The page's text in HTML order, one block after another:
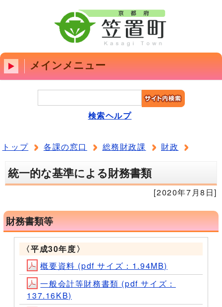
メインメニュー
検索ヘルプ
トップ 各課の窓口 総務財政課 財政
統一的な基準による財務書類
[2020年7月8日]
財務書類等
〈平成30年度〉
概要資料 (pdf サイズ：1.94MB)
一般会計等財務書類 (pdf サイズ：
137.16KB)